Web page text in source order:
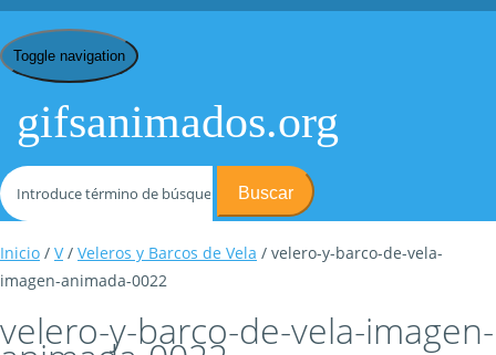
Toggle navigation
gifsanimados.org
Buscar
Inicio / V/ Veleros y Barcos de Vela / velero-y-barco-de-vela-
imagen-animada-0022
velero-y-barco-de-vela-imagen-